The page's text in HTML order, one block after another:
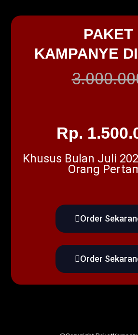
PAKET
KAMPANYE
Rp.
Khusus Bulan Juli
Orang
Order
Order